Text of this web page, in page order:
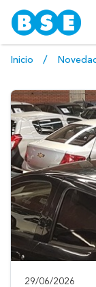
Inicio
29/06/2026